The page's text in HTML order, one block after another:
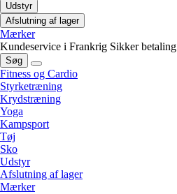
Udstyr
Afslutning af lager
Mærker
Kundeservice i Frankrig Sikker betaling
Søg
Fitness og Cardio
Styrketræning
Krydstræning
Yoga
Kampsport
Tøj
Sko
Udstyr
Afslutning af lager
Mærker